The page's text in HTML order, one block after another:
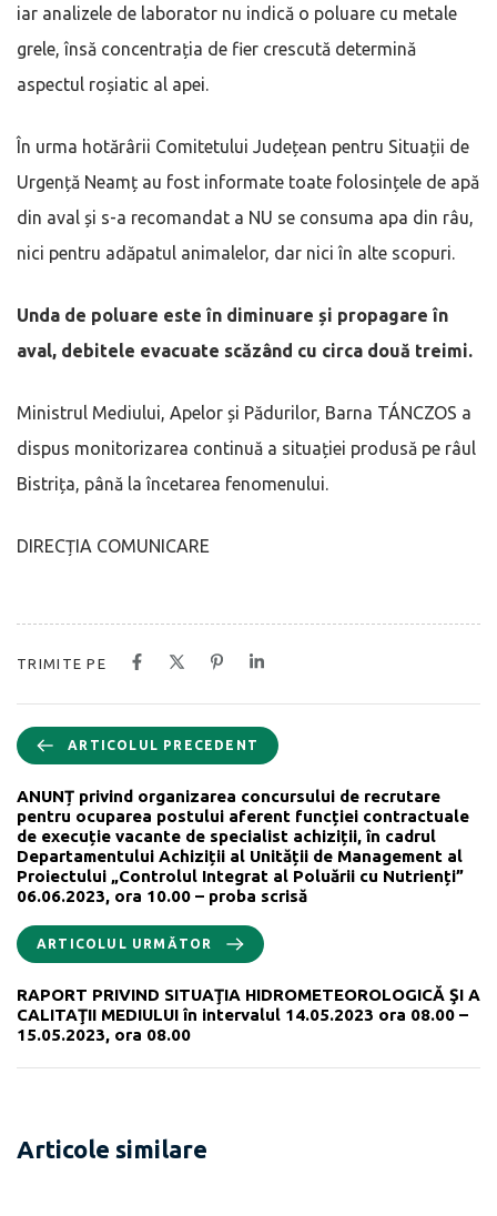
iar analizele de laborator nu indică o poluare cu metale
grele, însă concentrația de fier crescută determină
aspectul roșiatic al apei.
În urma hotărârii Comitetului Județean pentru Situații de
Urgență Neamț au fost informate toate folosințele de apă
din aval și s-a recomandat a NU se consuma apa din râu,
nici pentru adăpatul animalelor, dar nici în alte scopuri.
Unda de poluare este în diminuare și propagare în
aval, debitele evacuate scăzând cu circa două treimi.
Ministrul Mediului, Apelor și Pădurilor, Barna TÁNCZOS a
dispus monitorizarea continuă a situației produsă pe râul
Bistrița, până la încetarea fenomenului.
DIRECȚIA COMUNICARE
TRIMITE PE
ARTICOLUL PRECEDENT
ANUNȚ privind organizarea concursului de recrutare
pentru ocuparea postului aferent funcției contractuale
de execuție vacante de specialist achiziții, în cadrul
Departamentului Achiziții al Unității de Management al
Proiectului „Controlul Integrat al Poluării cu Nutrienți”
06.06.2023, ora 10.00 – proba scrisă
ARTICOLUL URMĂTOR
RAPORT PRIVIND SITUAŢIA HIDROMETEOROLOGICĂ ŞI A
CALITAŢII MEDIULUI în intervalul 14.05.2023 ora 08.00 –
15.05.2023, ora 08.00
Articole similare